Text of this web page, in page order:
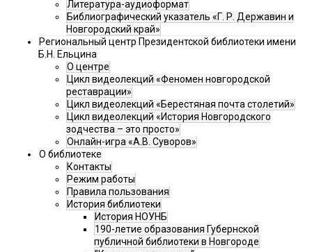
Литература-аудиоформат
Библиографический указатель «Г. Р. Державин и
Новгородский край»
Региональный центр Президентской библиотеки имени
Б.Н. Ельцина
О центре
Цикл видеолекций «Феномен новгородской
реставрации»
Цикл видеолекций «Берестяная почта столетий»
Цикл видеолекций «История Новгородского
зодчества – это просто»
Онлайн-игра «А.В. Суворов»
О библиотеке
Контакты
Режим работы
Правила пользования
История библиотеки
История НОУНБ
190-летие образования Губернской
публичной библиотеки в Новгороде